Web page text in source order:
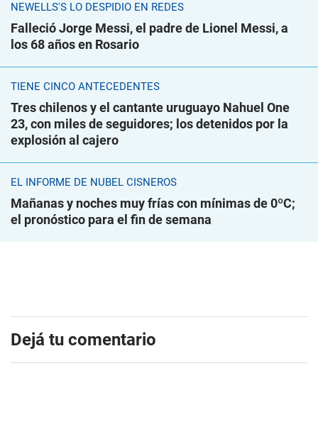
NEWELLS'S LO DESPIDIÓ EN REDES
Falleció Jorge Messi, el padre de Lionel Messi, a
los 68 años en Rosario
TIENE CINCO ANTECEDENTES
Tres chilenos y el cantante uruguayo Nahuel One
23, con miles de seguidores; los detenidos por la
explosión al cajero
EL INFORME DE NUBEL CISNEROS
Mañanas y noches muy frías con mínimas de 0ºC;
el pronóstico para el fin de semana
Dejá tu comentario